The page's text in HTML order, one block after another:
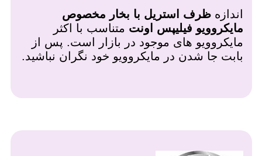
اندازهظرف استریل با بخار مخصوص
مایکروویو فیلیپس اونت متناسب با اکثر
مایکروویو های موجود در بازار است. پس از
بابت جا شدن در مایکروویو خود نگران نباشید.